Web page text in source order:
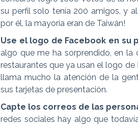
su perfil solo tenía 200 amigos, y
por él, la mayoría eran de Taiwán!
Use el logo de Facebook en su
algo que me ha sorprendido, en la
restaurantes que ya usan el logo de
llama mucho la atención de la
sus tarjetas de presentación.
Capte los correos de las
redes sociales hay algo que